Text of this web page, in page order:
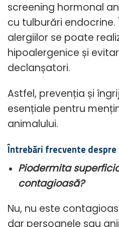
screening hormonal
cu tulburări endocrine.
alergiilor se poate
hipoalergenice și
declanșatori.
Astfel, prevenția și
esențiale pentru
animalului.
Întrebări frecvente
Piodermita
contagioasă?
Nu, nu este
dar persoanele sau